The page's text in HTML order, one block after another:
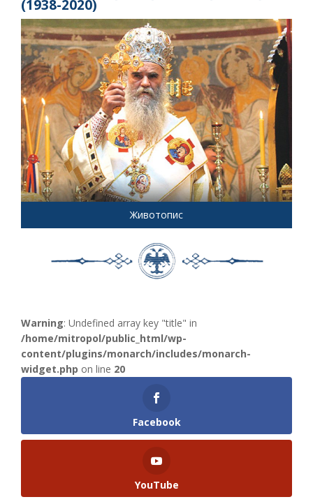
(1938-2020)
Животопис
Warning: Undefined array key "title" in
/home/mitropol/public_html/wp-
content/plugins/monarch/includes/monarch-
widget.php on line 20
Facebook
YouTube